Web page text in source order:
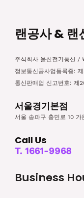
랜공사 & 랜
주식회사 울산전기통신 /
정보통신공사업등록증: 제
통신판매업 신고번호: 제
서울경기본점
서울 송파구 충민로 10 가
Call Us
T. 1661-9968
Business